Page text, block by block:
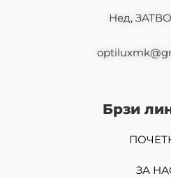
Нед,
Брзи
ЗА